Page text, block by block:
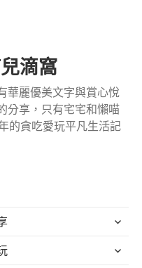
滴窩
華麗優美文字與賞心悅
分享，只有宅宅和懶喵
的貪吃愛玩平凡生活記
展
子
展